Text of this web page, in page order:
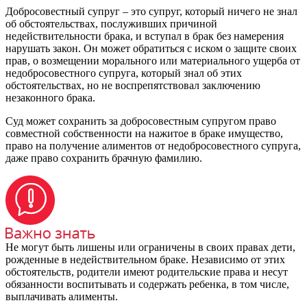
Добросовестный супруг – это супруг, который ничего не знал
об обстоятельствах, послуживших причиной
недействительности брака, и вступал в брак без намерения
нарушать закон. Он может обратиться с иском о защите своих
прав, о возмещении морального или материального ущерба от
недобросовестного супруга, который знал об этих
обстоятельствах, но не воспрепятствовал заключению
незаконного брака.
Суд может сохранить за добросовестным супругом право
совместной собственности на нажитое в браке имущество,
право на получение алиментов от недобросовестного супруга,
даже право сохранить брачную фамилию.
Не могут быть лишены или ограничены в своих правах дети,
рожденные в недействительном браке. Независимо от этих
обстоятельств, родители имеют родительские права и несут
обязанности воспитывать и содержать ребенка, в том числе,
выплачивать алименты.